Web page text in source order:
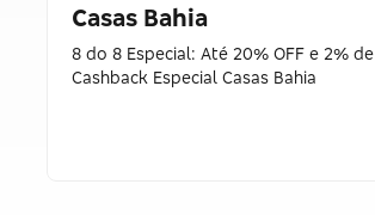
Casas Bahia
8 do 8 Especial: Até 20% OFF e 2% de
Cashback Especial Casas Bahia